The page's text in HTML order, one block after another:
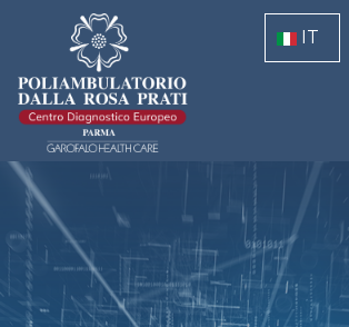
Salta al contenuto principale
IT